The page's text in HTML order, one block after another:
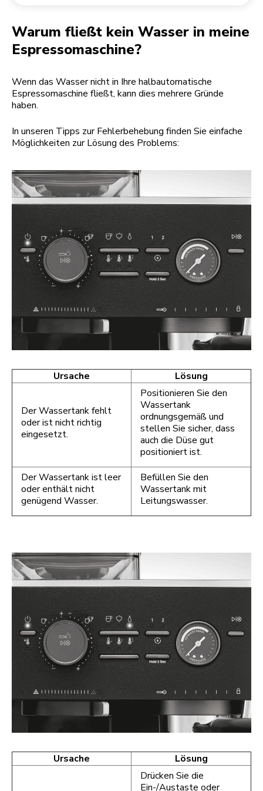
Warum fließt kein Wasser in meine
Espressomaschine?
Wenn das Wasser nicht in Ihre halbautomatische
Espressomaschine fließt, kann dies mehrere Gründe
haben.
In unseren Tipps zur Fehlerbehebung finden Sie einfache
Möglichkeiten zur Lösung des Problems:
Ursache Lösung
Der Wassertank fehlt
oder ist nicht richtig
eingesetzt.
Positionieren Sie den
Wassertank
ordnungsgemäß und
stellen Sie sicher, dass
auch die Düse gut
positioniert ist.
Der Wassertank ist leer
oder enthält nicht
genügend Wasser.
Befüllen Sie den
Wassertank mit
Leitungswasser.
Ursache
Lösung
Drücken Sie die
Ein-/Austaste oder